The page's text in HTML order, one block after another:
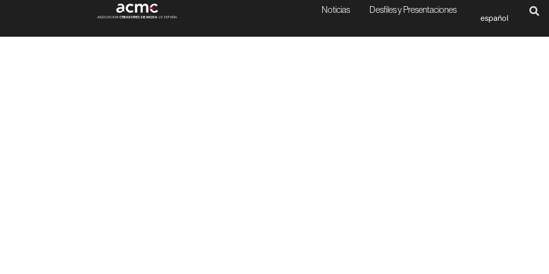
Noticias Desfiles y Presentaciones
español